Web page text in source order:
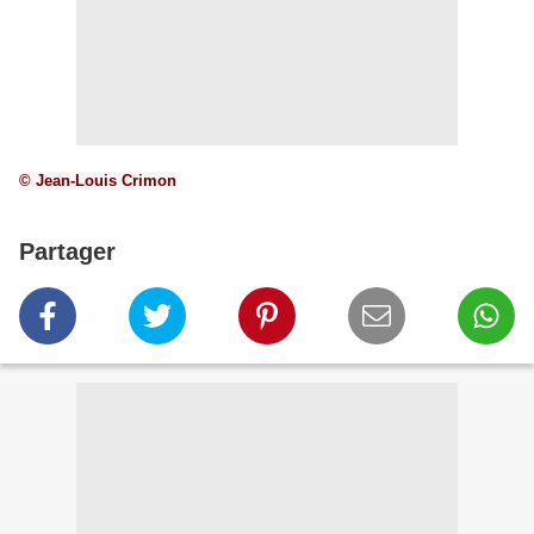
© Jean-Louis Crimon
Partager